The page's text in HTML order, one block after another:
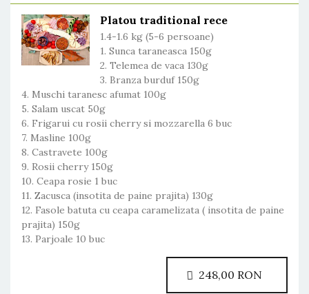
Platou traditional rece
1.4-1.6 kg (5-6 persoane)
1. Sunca taraneasca 150g
2. Telemea de vaca 130g
3. Branza burduf 150g
4. Muschi taranesc afumat 100g
5. Salam uscat 50g
6. Frigarui cu rosii cherry si mozzarella 6 buc
7. Masline 100g
8. Castravete 100g
9. Rosii cherry 150g
10. Ceapa rosie 1 buc
11. Zacusca (insotita de paine prajita) 130g
12. Fasole batuta cu ceapa caramelizata ( insotita de paine
prajita) 150g
13. Parjoale 10 buc